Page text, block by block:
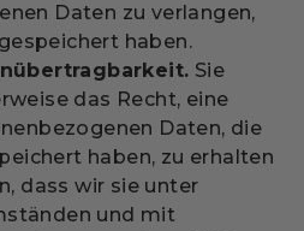
Daten zu verlangen,
haben.
Sie
das Recht, eine
Daten, die
haben, zu erhalten
dass wir sie unter
und mit